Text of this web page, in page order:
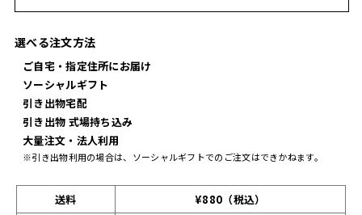
選べる注文方法
ご自宅・指定住所にお届け
ソーシャルギフト
引き出物宅配
引き出物 式場持ち込み
大量注文・法人利用
※引き出物利用の場合は、ソーシャルギフトでのご注文はできかねます。
送料
¥880（税込）